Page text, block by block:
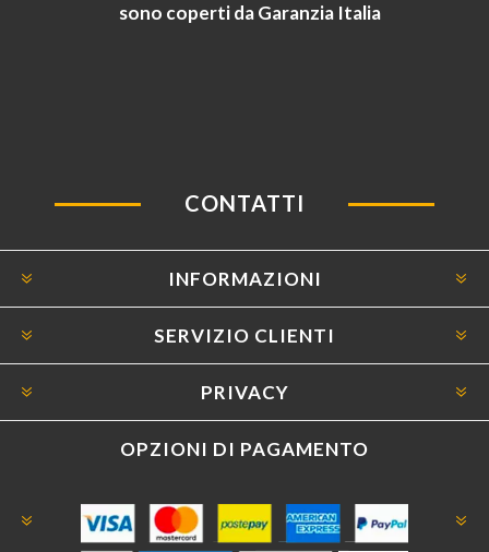
sono coperti da Garanzia Italia
CONTATTI
INFORMAZIONI
SERVIZIO CLIENTI
PRIVACY
OPZIONI DI PAGAMENTO